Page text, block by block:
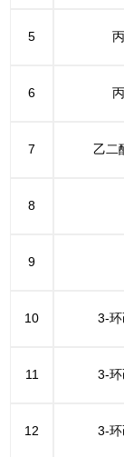
5
6
7 乙二
8
9
10 3-
11 3-
12 3-